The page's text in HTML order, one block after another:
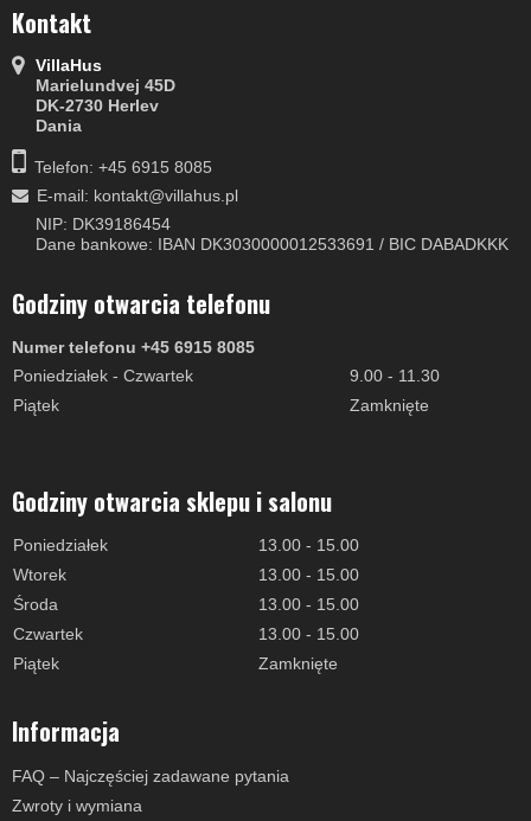
Kontakt
VillaHus
Marielundvej 45D
DK-2730 Herlev
Dania
Telefon: +45 6915 8085
E-mail: kontakt@villahus.pl
NIP: DK39186454
Dane bankowe: IBAN DK3030000012533691 / BIC DABADKKK
Godziny otwarcia telefonu
Numer telefonu +45 6915 8085
Poniedziałek - Czwartek
9.00 - 11.30
Piątek
Zamknięte
Godziny otwarcia sklepu i salonu
Poniedziałek
13.00 - 15.00
Wtorek
13.00 - 15.00
Środa
13.00 - 15.00
Czwartek
13.00 - 15.00
Piątek
Zamknięte
Informacja
FAQ – Najczęściej zadawane pytania
Zwroty i wymiana